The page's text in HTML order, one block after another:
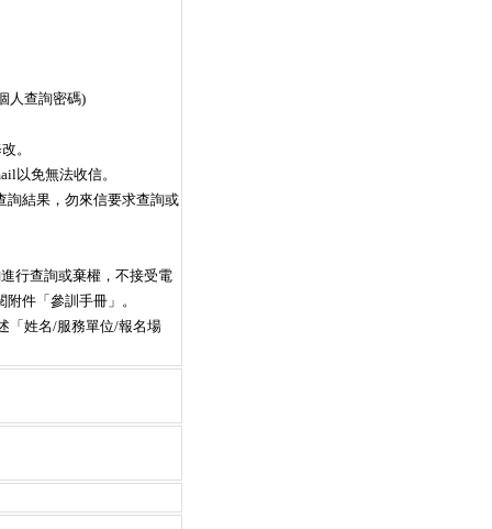
人查詢密碼)
。
以免無法收信。
詢結果，勿來信要求查詢或
行查詢或棄權，不接受電
件「參訓手冊」。
「姓名/服務單位/報名場